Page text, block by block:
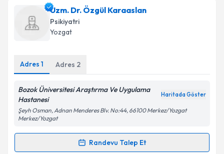
bilgilendireceğiz.
E-posta Adresiniz
Kişisel verilerimin işlenmesine ilişkinAydınlatma
kapsamda işlenmesini kabul ediyorum.
Uzm. Dr. Özgül Karaaslan
Psikiyatri
Yozgat
Adres 1 Adres 2
Bozok Üniversitesi Araştırma Ve Uygulama
Hastanesi
Haritada Göster
Şeyh Osman, Adnan Menderes Blv. No:44, 66100 Merkez/Yozgat
Merkez/Yozgat
Randevu Talep Et
Randevu Takvimi Talebi